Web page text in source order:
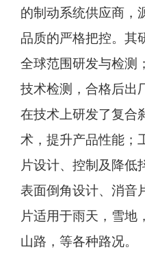
的制动系统供应商，
品质的严格把控。其
全球范围研发与检测
技术检测，合格后出
在技术上研发了复合
术，提升产品性能；
片设计、控制及降低
表面倒角设计、消音
片适用于雨天，雪地
山路，等各种路况。